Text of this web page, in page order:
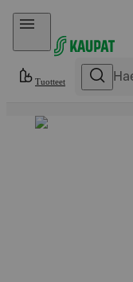
Hyppää sisältöön
Tuotteet